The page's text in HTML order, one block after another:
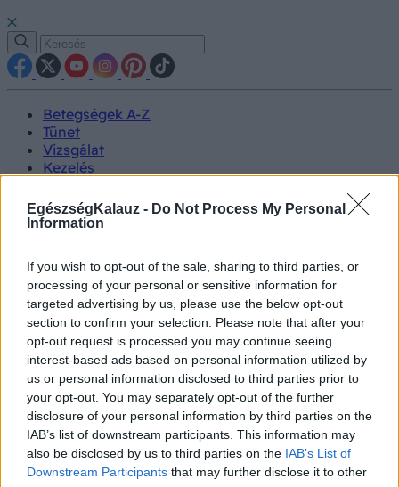
EgészségKalauz - Do Not Process My Personal
Information
If you wish to opt-out of the sale, sharing to third parties, or
processing of your personal or sensitive information for
targeted advertising by us, please use the below opt-out
section to confirm your selection. Please note that after your
opt-out request is processed you may continue seeing
interest-based ads based on personal information utilized by
us or personal information disclosed to third parties prior to
your opt-out. You may separately opt-out of the further
disclosure of your personal information by third parties on the
IAB’s list of downstream participants. This information may
also be disclosed by us to third parties on the IAB’s List of
Downstream Participants that may further disclose it to other
Betegségek A-Z
Tünet
Vizsgálat
Kezelés
Kutatás
Prevenció
Kisállatok egészsége
#allergia #influenza
#cukorbetegség
#orvosmeteorológia#vérnyomás#stroke#rákbetegség
#pajzsmirigy#reflux#ekcéma#herpesz
Regisztráció
Cica